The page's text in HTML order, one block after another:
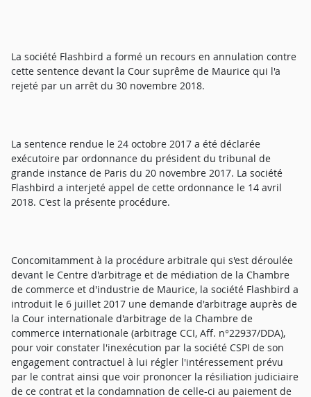
La société Flashbird a formé un recours en annulation contre
cette sentence devant la Cour suprême de Maurice qui l'a
rejeté par un arrêt du 30 novembre 2018.
La sentence rendue le 24 octobre 2017 a été déclarée
exécutoire par ordonnance du président du tribunal de
grande instance de Paris du 20 novembre 2017. La société
Flashbird a interjeté appel de cette ordonnance le 14 avril
2018. C'est la présente procédure.
Concomitamment à la procédure arbitrale qui s'est déroulée
devant le Centre d'arbitrage et de médiation de la Chambre
de commerce et d'industrie de Maurice, la société Flashbird a
introduit le 6 juillet 2017 une demande d'arbitrage auprès de
la Cour internationale d'arbitrage de la Chambre de
commerce internationale (arbitrage CCI, Aff. n°22937/DDA),
pour voir constater l'inexécution par la société CSPI de son
engagement contractuel à lui régler l'intéressement prévu
par le contrat ainsi que voir prononcer la résiliation judiciaire
de ce contrat et la condamnation de celle-ci au paiement de